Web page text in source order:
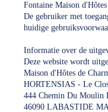
Fontaine Maison
De gebruiker met
huidige
Informatie over de
Deze website wordt
Maison d'Hôtes de
HORTENSIAS - Le
444 Chemin Du Moulin
46090 LABASTIDE